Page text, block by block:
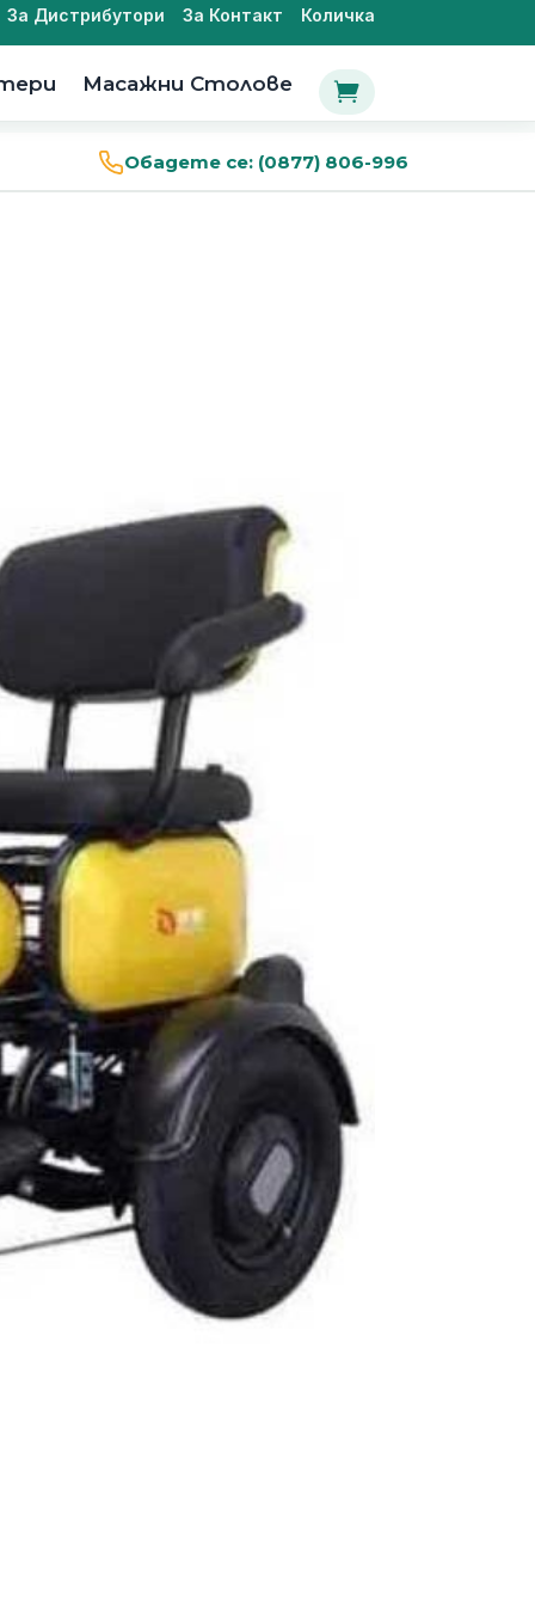
За Дистрибутори За Контакт Количка
Масажни Столове 
Обадете се: (0877) 806-996